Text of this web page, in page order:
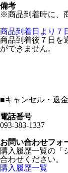
備考
※商品到着時に、
商品到着日より７
商品到着後７日を
ができません。
■キャンセル・返
電話番号
093-383-1337
お問い合わせフォ
購入履歴一覧の「
合わせください。
購入履歴一覧